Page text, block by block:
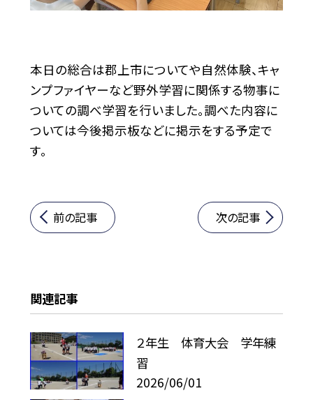
本日の総合は郡上市についてや自然体験、キャ
ンプファイヤーなど野外学習に関係する物事に
ついての調べ学習を行いました。調べた内容に
ついては今後掲示板などに掲示をする予定で
す。
前の記事 次の記事
関連記事
２年生 体育大会 学年練
習
2026/06/01